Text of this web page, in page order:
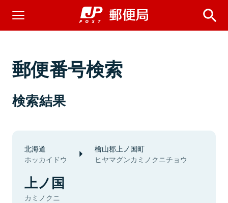
郵便番号検索
検索結果
北海道
ホッカイドウ
檜山郡上ノ国町
ヒヤマグンカミノクニチョウ
上ノ国
カミノクニ